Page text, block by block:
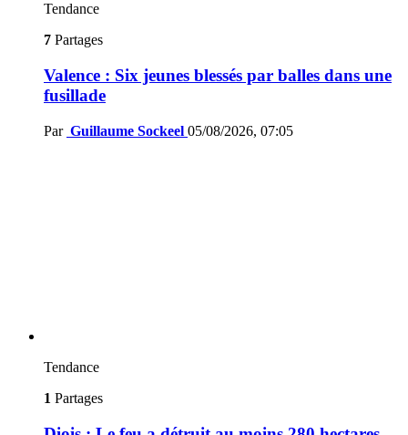
Tendance
7 Partages
Valence : Six jeunes blessés par balles dans une
fusillade
Par Guillaume Sockeel 05/08/2026, 07:05
Tendance
1 Partages